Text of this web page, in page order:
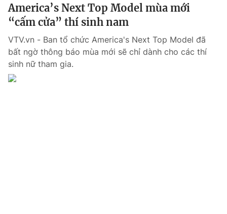
Emagazine Podcast
Photo Infographic
Video
America’s Next Top Model mùa mới
“cấm cửa” thí sinh nam
VTV.vn - Ban tổ chức America's Next Top Model đã
bất ngờ thông báo mùa mới sẽ chỉ dành cho các thí
sinh nữ tham gia.